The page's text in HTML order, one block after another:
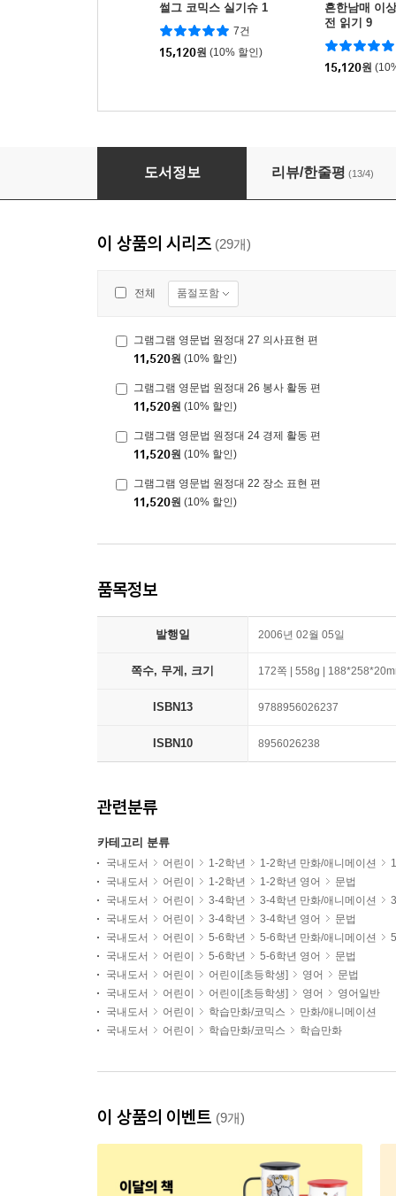
썰그 코믹스 실기슈 1
7건
15,120원 (10% 할인)
흔한남매 이
전 읽기 9
15,120원
그램그램 영문법 원정대 2
도서정보 리뷰/한줄평 (13/4)
이 상품의 시리즈 (29개)
전체 품절포함
그램그램 영문법 원정대 27 의사표현 편
11,520원 (10% 할인)
그램그램 영문법 원정대 26 봉사 활동 편
11,520원 (10% 할인)
그램그램 영문법 원정대 24 경제 활동 편
11,520원 (10% 할인)
그램그램 영문법 원정대 22 장소 표현 편
11,520원 (10% 할인)
품목정보
발행일 2006년 02월 05일
쪽수, 무게, 크기 172쪽 | 558g |
ISBN13 9788956026237
ISBN10 8956026238
관련분류
카테고리 분류
국내도서 어린이 1-2학년 1-2학년 만화/애니메이션
국내도서
어린이 1-2학년 1-2학년 영어
문법
국내도서
어린이 3-4학년 3-4학년 만화/애니메이션
국내도서
어린이 3-4학년 3-4학년 영어
문법
국내도서
어린이 5-6학년 5-6학년 만화/애니메이션
국내도서
어린이 5-6학년 5-6학년 영어
문법
국내도서
어린이 어린이[초등학생] 영어
문법
국내도서
어린이 어린이[초등학생] 영어
영어일반
국내도서
어린이 학습만화/코믹스
만화/애니메이션
국내도서
어린이 학습만화/코믹스 학습만화
이 상품의 이벤트 (9개)